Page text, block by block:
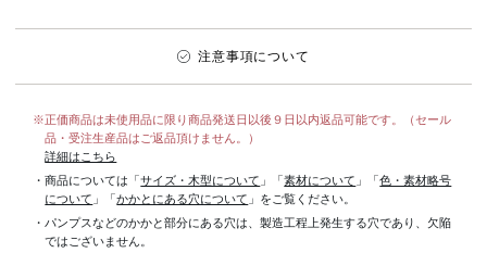
注意事項について
※正価商品は未使用品に限り商品発送日以後９日以内返品可能です。（セール
品・受注生産品はご返品頂けません。）
詳細はこちら
・商品については「サイズ・木型について 」「素材について 」「色・素材略号
について 」「かかとにある穴について 」をご覧ください。
・パンプスなどのかかと部分にある穴は、製造工程上発生する穴であり、欠陥
ではございません。